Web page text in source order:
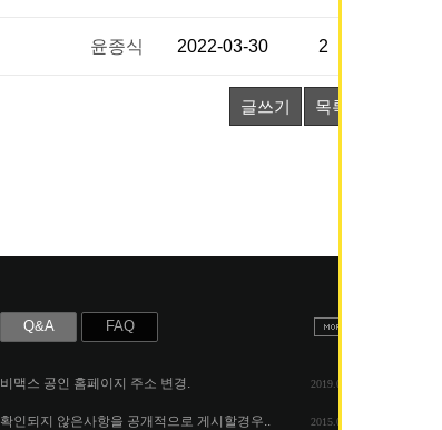
윤종식 2022-03-30 2
글쓰기 목록
Q&A FAQ
비맥스 공인 홈페이지 주소 변경. 2019.05.07
확인되지 않은사항을 공개적으로 게시할경우.. 2015.06.25